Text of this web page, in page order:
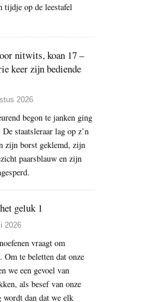
tijdje op de leestafel
nitwits, koan 17 –
keer zijn bediende
2026
begon te janken ging
staatsleraar lag op z’n
zijn borst geklemd, zijn
paarsblauw en zijn
geluk 1
2026
vraagt om
Om te beletten dat onze
we een gevoel van
als besef van onze
dan dat we elk